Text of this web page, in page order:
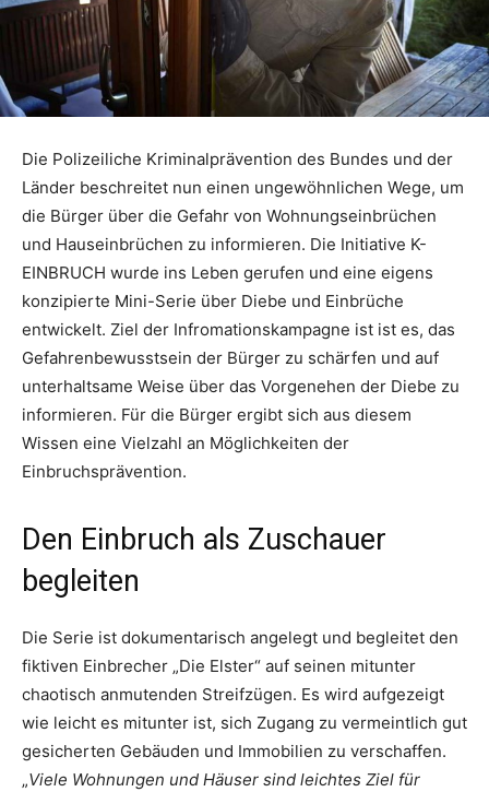
Die Polizeiliche Kriminalprävention des Bundes und der
Länder beschreitet nun einen ungewöhnlichen Wege, um
die Bürger über die Gefahr von Wohnungseinbrüchen
und Hauseinbrüchen zu informieren. Die Initiative K-
EINBRUCH wurde ins Leben gerufen und eine eigens
konzipierte Mini-Serie über Diebe und Einbrüche
entwickelt. Ziel der Infromationskampagne ist ist es, das
Gefahrenbewusstsein der Bürger zu schärfen und auf
unterhaltsame Weise über das Vorgenehen der Diebe zu
informieren. Für die Bürger ergibt sich aus diesem
Wissen eine Vielzahl an Möglichkeiten der
Einbruchsprävention.
Den Einbruch als Zuschauer
begleiten
Die Serie ist dokumentarisch angelegt und begleitet den
fiktiven Einbrecher „Die Elster“ auf seinen mitunter
chaotisch anmutenden Streifzügen. Es wird aufgezeigt
wie leicht es mitunter ist, sich Zugang zu vermeintlich gut
gesicherten Gebäuden und Immobilien zu verschaffen.
„Viele Wohnungen und Häuser sind leichtes Ziel für